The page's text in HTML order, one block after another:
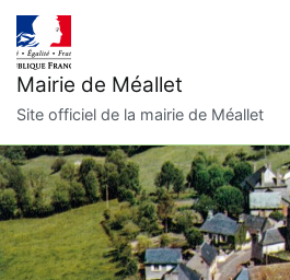
Aller
contenu
Mairie de Méallet
Site officiel de la mairie de Méallet